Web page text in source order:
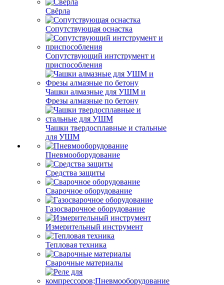
Свёрла
Сопутствующая оснастка
Сопутствующий интструмент и
приспособления
Чашки алмазные для УШМ и
Фрезы алмазные по бетону
Чашки твердосплавные и стальные
для УШМ
Пневмооборудование
Средства защиты
Сварочное оборудование
Газосварочное оборудование
Измерительный инструмент
Тепловая техника
Сварочные материалы